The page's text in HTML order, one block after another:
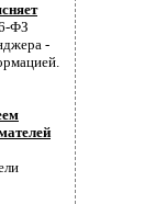
ФЗ
-